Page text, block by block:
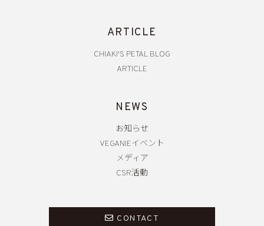
ARTICLE
CHIAKI'S PETAL BLOG
ARTICLE
NEWS
お知らせ
VEGANIEイベント
メディア
CSR活動
CONTACT